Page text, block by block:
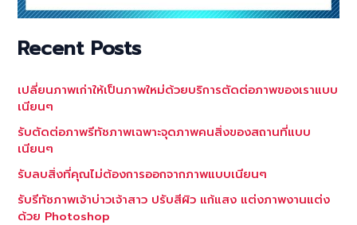
Recent Posts
เปลี่ยนภาพเก่าให้เป็นภาพใหม่ด้วยบริการตัดต่อภาพของเราแบบ
เนียนๆ
รับตัดต่อภาพรีทัชภาพเฉพาะจุดภาพคนสิ่งของสถานที่แบบ
เนียนๆ
รับลบสิ่งที่คุณไม่ต้องการออกจากภาพแบบเนียนๆ
รับรีทัชภาพเจ้าบ่าวเจ้าสาว ปรับสีผิว แก้แสง แต่งภาพงานแต่ง
ด้วย Photoshop